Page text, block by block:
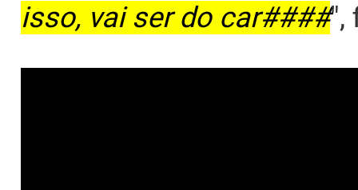
isso, vai ser do car####",